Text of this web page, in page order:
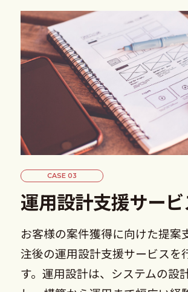
CASE 03
運用設計支援サービ
お客様の案件獲得に向けた提案
注後の運用設計支援サービスを
す。運用設計は、システムの設